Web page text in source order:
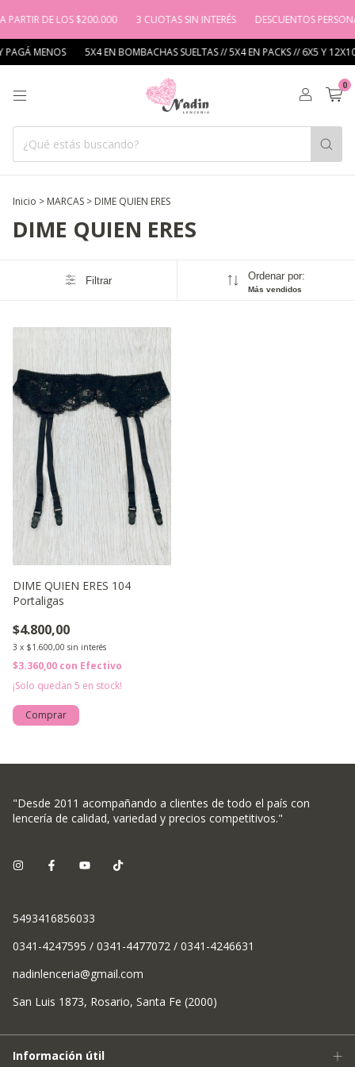
PARTIR DE LOS $200.000 3 CUOTAS SIN INTERÉS DESCUENTOS
MENOS 5X4 EN BOMBACHAS SUELTAS // 5X4 EN PACKS // 6X5 Y
0
Inicio > MARCAS > DIME QUIEN ERES
DIME QUIEN ERES
Filtrar Ordenar por:
Más vendidos
DIME QUIEN ERES 104
Portaligas
$4.800,00
3 x $1.600,00 sin interés
$3.360,00 con Efectivo
¡Solo quedan 5 en stock!
Comprar
"Desde 2011 acompañando a clientes de todo el país con
lencería de calidad, variedad y precios competitivos."
5493416856033
0341-4247595 / 0341-4477072 / 0341-4246631
nadinlenceria@gmail.com
San Luis 1873, Rosario, Santa Fe (2000)
Información útil